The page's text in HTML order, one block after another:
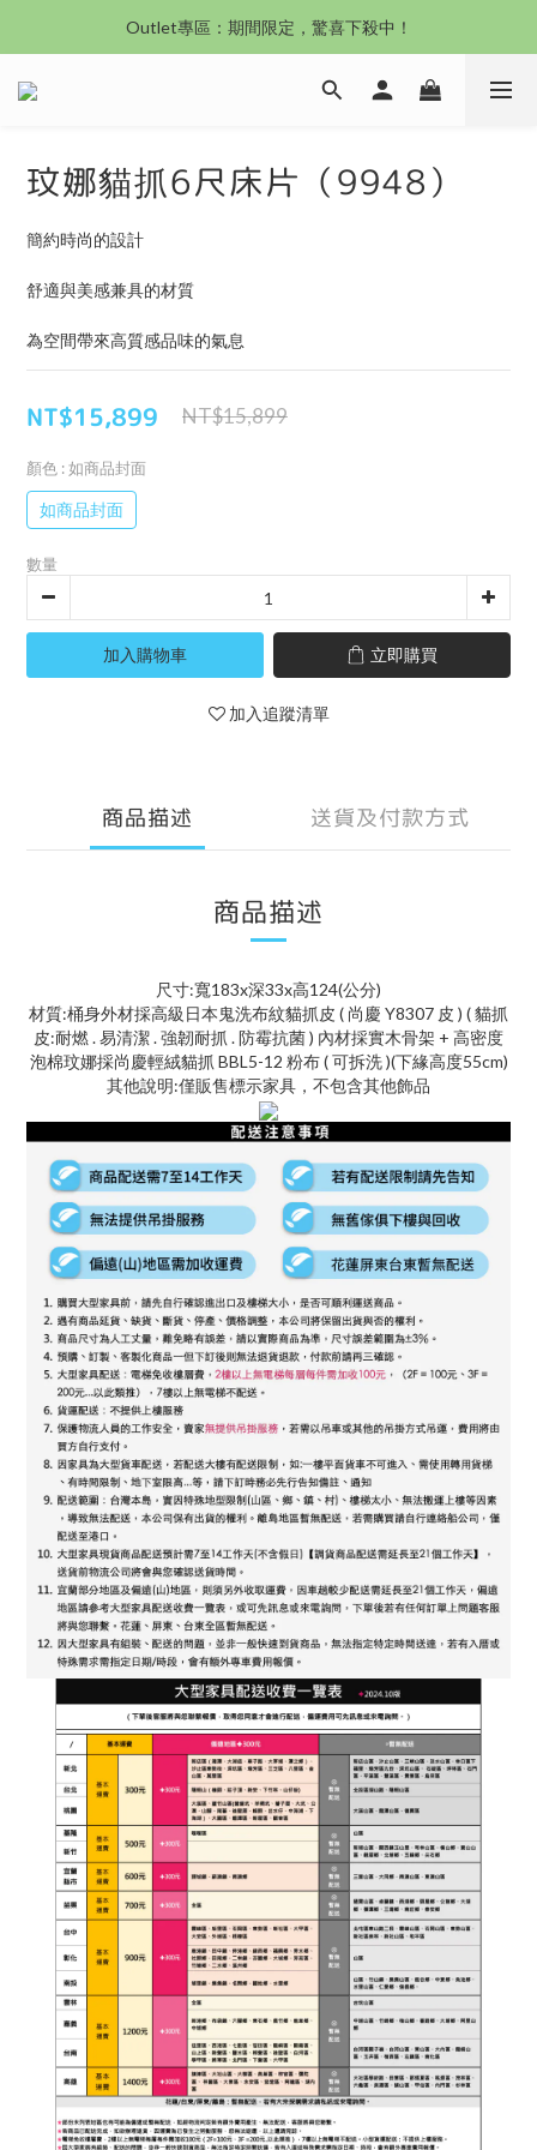
沙發新登場｜想躺就躺，頭等艙到商務艙一次擁有
Outlet專區：期間限定，驚喜下殺中！
沙發新登場｜想躺就躺，頭等艙到商務艙一次擁有
玟娜貓抓6尺床片（9948）
簡約時尚的設計
舒適與美感兼具的材質
為空間帶來高質感品味的氣息
NT$15,899 NT$15,899
顏色 : 如商品封面
如商品封面
數量
加入購物車 立即購買
加入追蹤清單
商品描述 送貨及付款方式
商品描述
尺寸:寬183x深33x高124(公分)
材質:桶身外材採高級日本鬼洗布紋貓抓皮 ( 尚慶 Y8307 皮 ) ( 貓抓
皮:耐燃 . 易清潔 . 強韌耐抓 . 防霉抗菌 ) 內材採實木骨架 + 高密度
泡棉玟娜採尚慶輕絨貓抓 BBL5-12 粉布 ( 可拆洗 )(下緣高度55cm)
其他說明:僅販售標示家具，不包含其他飾品